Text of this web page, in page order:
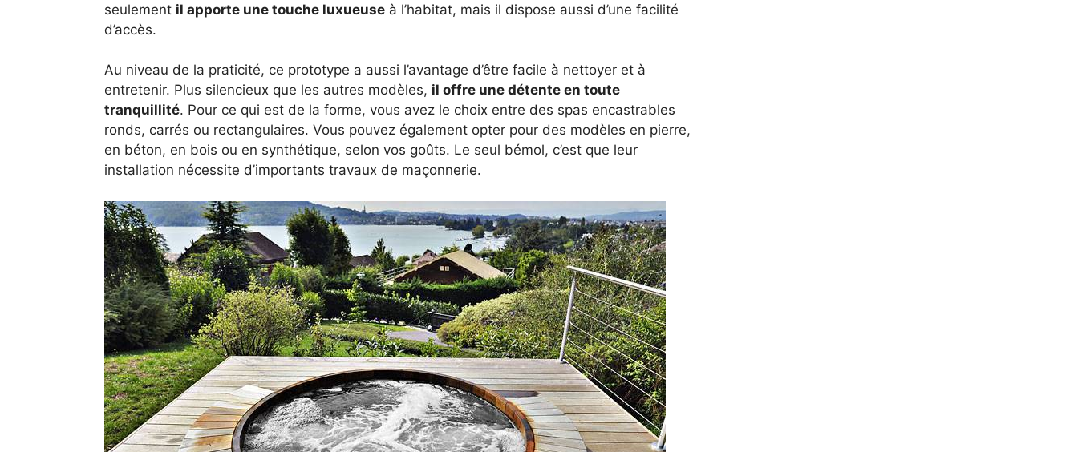
seulement il apporte une touche luxueuseà l’habitat, mais il dispose aussi d’une facilité
d’accès.
Au niveau de la praticité, ce prototype a aussi l’avantage d’être facile à nettoyer et à
entretenir. Plus silencieux que les autres modèles, il offre une détente en toute
tranquillité. Pour ce qui est de la forme, vous avez le choix entre des spas encastrables
ronds, carrés ou rectangulaires. Vous pouvez également opter pour des modèles en pierre,
en béton, en bois ou en synthétique, selon vos goûts. Le seul bémol, c’est que leur
installation nécessite d’importants travaux de maçonnerie.